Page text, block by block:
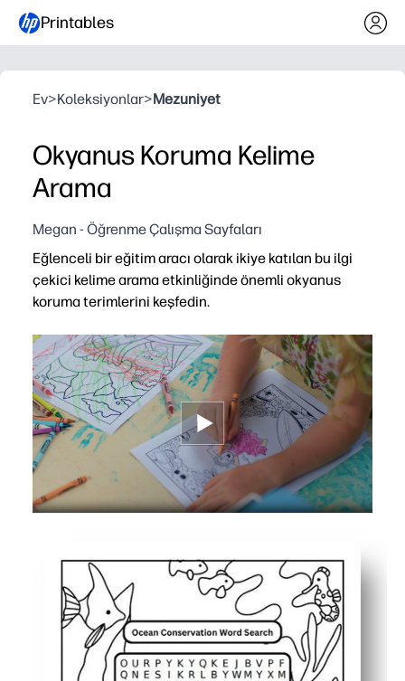
Printables
Ev>Koleksiyonlar>Mezuniyet
Okyanus Koruma Kelime
Arama
Megan - Öğrenme Çalışma Sayfaları
Eğlenceli bir eğitim aracı olarak ikiye katılan bu ilgi
çekici kelime arama etkinliğinde önemli okyanus
koruma terimlerini keşfedin.
Yazdır ve git kolaylığı - sıfır hazırlık ile anında
Gerçek dünya kelime dağarcığı oluşturur - çocuklar
Merkezler, erken bitiriciler ve alt planlar için sakin,
Yaşlara göre uyarlanabilir - farklı beceri seviyelerini